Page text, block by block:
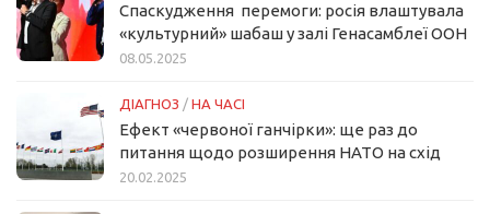
Спаскудження перемоги: росія влаштувала
«культурний» шабаш у залі Генасамблеї ООН
08.05.2025
ДІАГНОЗ / НА ЧАСІ
Ефект «червоної ганчірки»: ще раз до
питання щодо розширення НАТО на схід
20.02.2025